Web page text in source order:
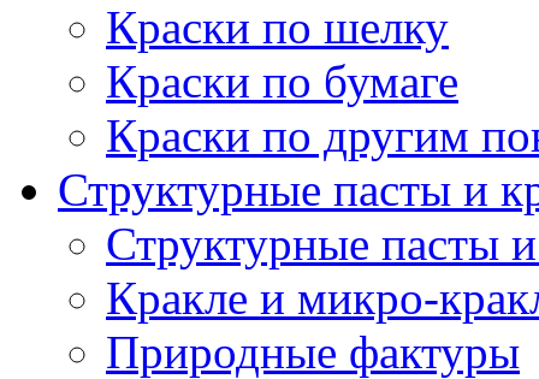
Краски по шелку
Краски по бумаге
Краски по другим
Структурные пасты и
Структурные пасты
Кракле и микро-
Природные фактуры